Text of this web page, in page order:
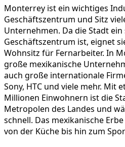
Monterrey ist ein wichtiges
Geschäftszentrum und Sitz
Unternehmen. Da die Stadt
Geschäftszentrum ist, eignet
Wohnsitz für Fernarbeiter. In
große mexikanische
auch große internationale
Sony, HTC und viele mehr. Mit
Millionen Einwohnern ist die
Metropolen des Landes und
schnell. Das mexikanische
von der Küche bis hin zum